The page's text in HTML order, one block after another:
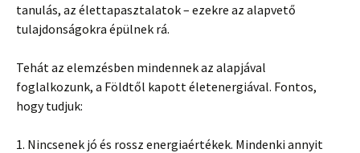
tanulás, az élettapasztalatok – ezekre az alapvető
tulajdonságokra épülnek rá.
Tehát az elemzésben mindennek az alapjával
foglalkozunk, a Földtől kapott életenergiával. Fontos,
hogy tudjuk:
1. Nincsenek jó és rossz energiaértékek. Mindenki annyit